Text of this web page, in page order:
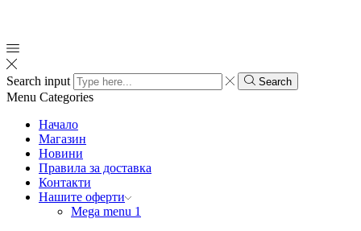
Search input Search
Menu Categories
Начало
Магазин
Новини
Правила за доставка
Контакти
Нашите оферти
Mega menu 1